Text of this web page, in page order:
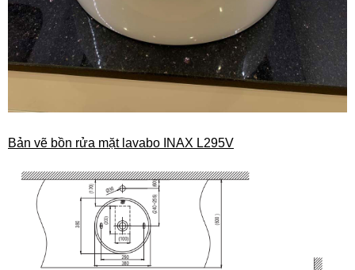
Bản vẽ bồn rửa mặt lavabo INAX L295V